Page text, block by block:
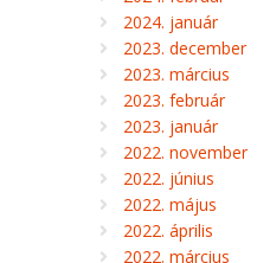
2024. január
2023. december
2023. március
2023. február
2023. január
2022. november
2022. június
2022. május
2022. április
2022. március